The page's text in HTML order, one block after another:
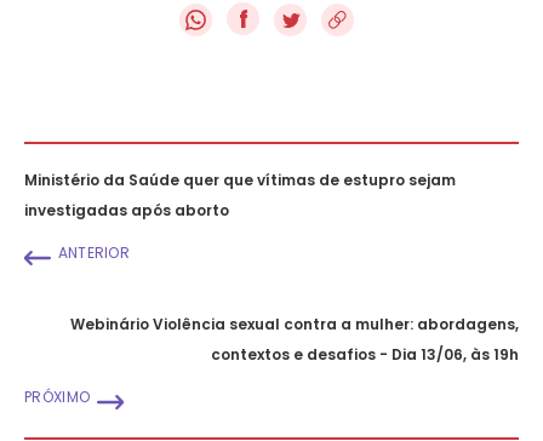
f
Ministério da Saúde quer que vítimas de estupro sejam
investigadas após aborto
ANTERIOR
Webinário Violência sexual contra a mulher: abordagens,
contextos e desafios - Dia 13/06, às 19h
PRÓXIMO